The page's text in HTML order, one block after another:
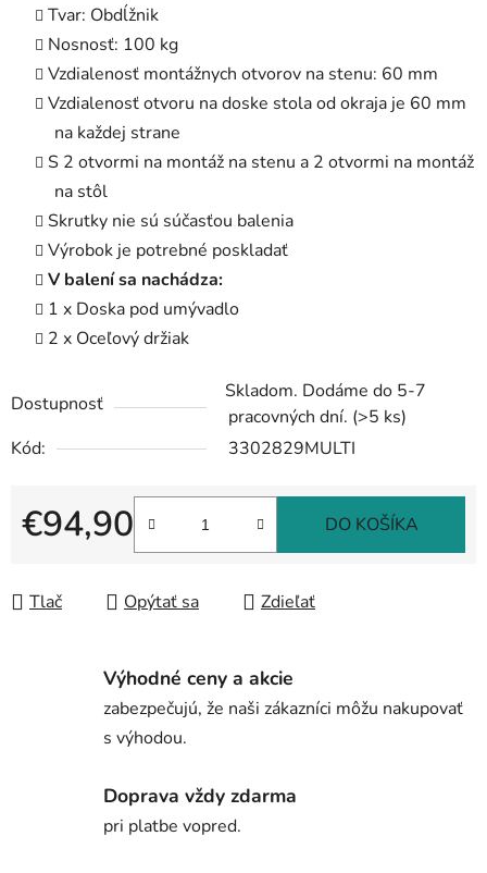
Tvar: Obdĺžnik
Nosnosť: 100 kg
Vzdialenosť montážnych otvorov na stenu: 60 mm
Vzdialenosť otvoru na doske stola od okraja je 60 mm
na každej strane
S 2 otvormi na montáž na stenu a 2 otvormi na montáž
na stôl
Skrutky nie sú súčasťou balenia
Výrobok je potrebné poskladať
V balení sa nachádza:
1 x Doska pod umývadlo
2 x Oceľový držiak
Dostupnosť
Skladom. Dodáme do 5-7
pracovných dní. (>5 ks)
Kód:
3302829MULTI
€94,90
Jednotková cena:
DO KOŠÍKA
Tlač Opýtať sa Zdieľať
Výhodné ceny a akcie
zabezpečujú, že naši zákazníci môžu nakupovať
s výhodou.
Doprava vždy zdarma
pri platbe vopred.